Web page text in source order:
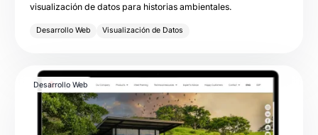
visualización de datos para historias ambientales.
Desarrollo Web Visualización de Datos
Desarrollo Web